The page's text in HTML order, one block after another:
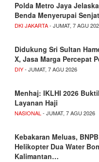
Polda Metro Jaya
Benda Menyerupai
DKI JAKARTA- JUMAT, 7 AGU
Didukung Sri Sultan
X, Jasa Marga Percepat
DIY- JUMAT, 7 AGU 2026
Menhaj: IKLHI 2026
Layanan Haji
NASIONAL- JUMAT, 7 AGU 2026
Kebakaran Meluas,
Helikopter Dua Water
Kalimantan…